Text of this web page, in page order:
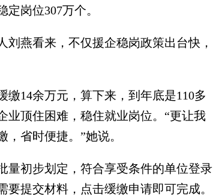
岗位307万个。
燕看来，不仅援企稳岗政策出台快，
14余万元，算下来，到年底是110多
业顶住困难，稳住就业岗位。“更让我
省时便捷。”她说。
初步划定，符合享受条件的单位登录
提交材料，点击缓缴申请即可完成。